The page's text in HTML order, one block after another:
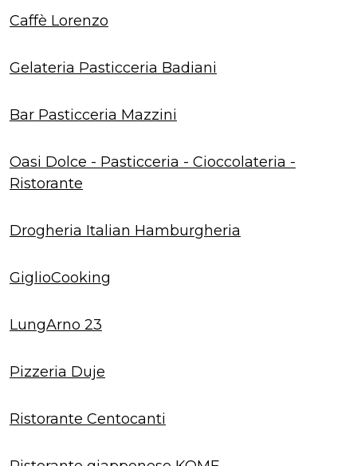
Caffè Lorenzo
Gelateria Pasticceria Badiani
Bar Pasticceria Mazzini
Oasi Dolce - Pasticceria - Cioccolateria -
Ristorante
Drogheria Italian Hamburgheria
GiglioCooking
LungArno 23
Pizzeria Duje
Ristorante Centocanti